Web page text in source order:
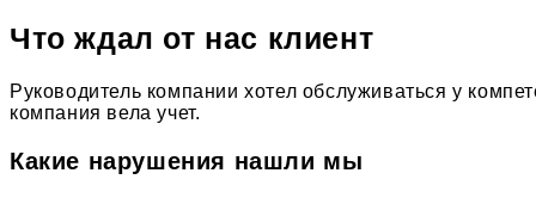
Что ждал от нас клиент
Руководитель компании хотел обслуживаться у
компания вела учет.
Какие нарушения нашли мы